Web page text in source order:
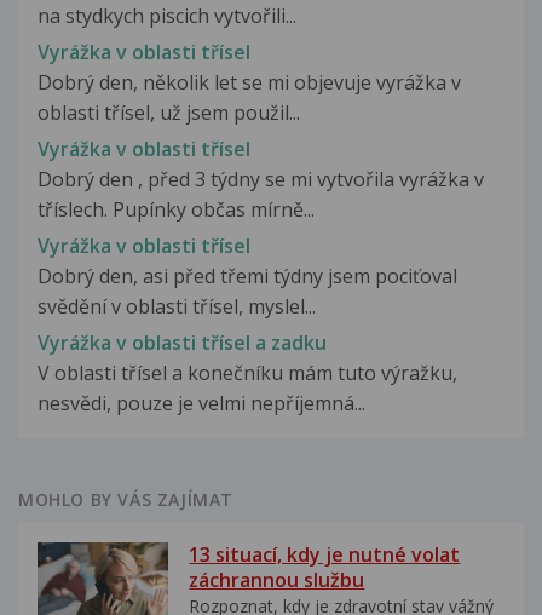
na stydkych piscich vytvořili...
Vyrážka v oblasti třísel
Dobrý den, několik let se mi objevuje vyrážka v
oblasti třísel, už jsem použil...
Vyrážka v oblasti třísel
Dobrý den , před 3 týdny se mi vytvořila vyrážka v
tříslech. Pupínky občas mírně...
Vyrážka v oblasti třísel
Dobrý den, asi před třemi týdny jsem pociťoval
svědění v oblasti třísel, myslel...
Vyrážka v oblasti třísel a zadku
V oblasti třísel a konečníku mám tuto výražku,
nesvědi, pouze je velmi nepříjemná...
MOHLO BY VÁS ZAJÍMAT
13 situací, kdy je nutné volat
záchrannou službu
Rozpoznat, kdy je zdravotní stav vážný